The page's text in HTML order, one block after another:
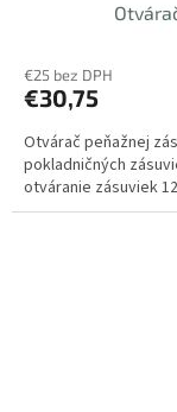
€25 bez DPH
€30,75
Otvárač peňažnej
pokladničných
otváranie zásuviek